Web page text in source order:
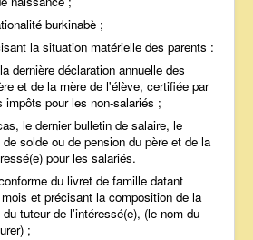
burkinabè ;
la situation matérielle des parents :
dernière déclaration annuelle des
et de la mère de l'élève, certifiée par
impôts pour les non-salariés ;
le dernier bulletin de salaire, le
solde ou de pension du père et de la
pour les salariés.
du livret de famille datant
et précisant la composition de la
tuteur de l'intéressé(e), (le nom du
;